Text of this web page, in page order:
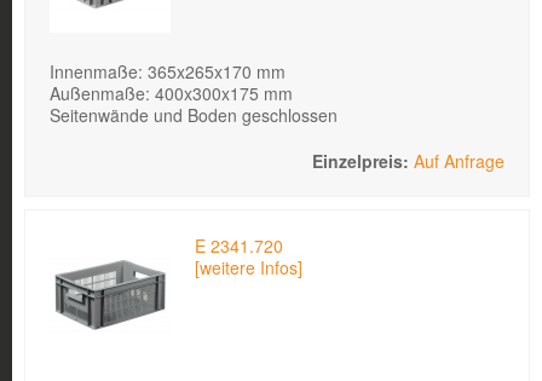
Innenmaße: 365x265x170 mm
Außenmaße: 400x300x175 mm
Seitenwände und Boden geschlossen
Auf Anfrage
E 2341.720
[weitere Infos]